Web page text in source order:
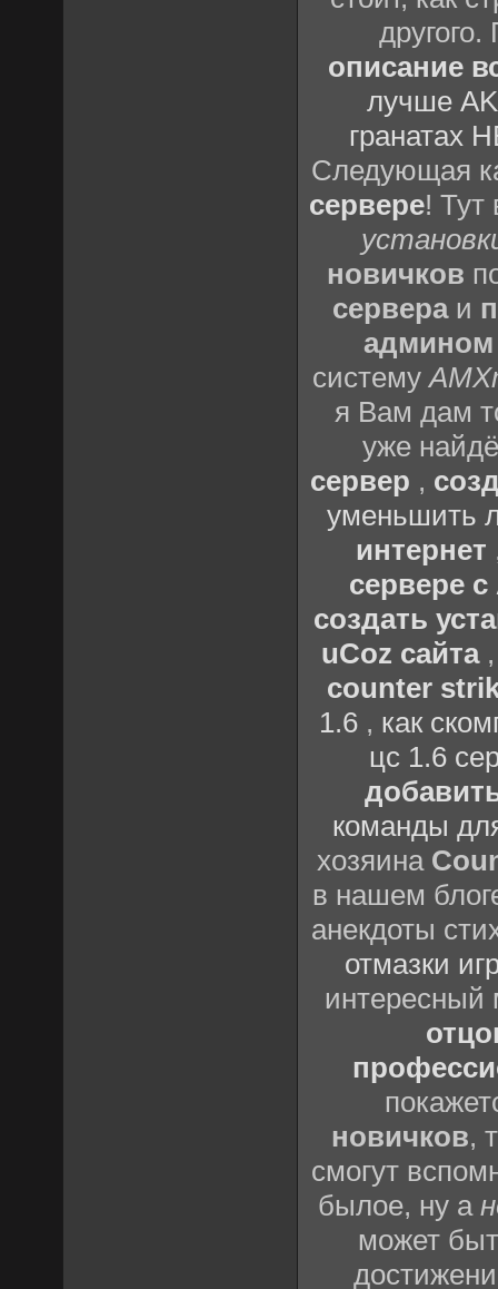
описание
лучше
гранатах
Следующая
сервере! Тут
новичков
сервераи
админом
систему
я Вам дам
уже
сервер ,
уменьшить
интернет
сервере
создать
uCoz сайта
counter
1.6, как
цс 1.6
команды
хозяина
в нашем
анекдоты
отмазки
интересный
новичков,
смогут
былое, ну а
может